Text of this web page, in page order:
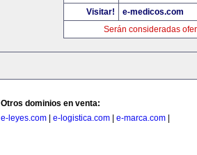
Visitar!
e-medicos.com
Serán consideradas
Otros dominios en venta:
e-leyes.com
e-logistica.com e-marca.com